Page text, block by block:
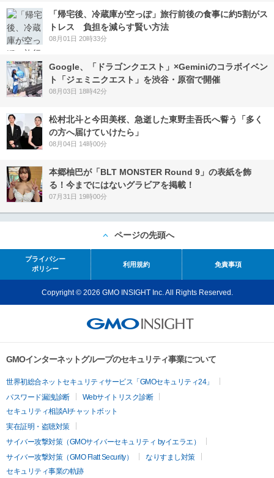
「帰宅後、冷蔵庫が空っぽ」旅行前後の食事に約5割がス
トレス 負担を減らす賢い方法
08月01日 20時33分
Google、「ドラゴンクエスト」×Geminiのコラボイベン
ト「ジェミニクエスト」を渋谷・原宿で開催
08月03日 18時42分
松村北斗と今田美桜、急逝した東野圭吾氏へ誓う「多く
の方へ届けていけたら」
08月04日 14時00分
本郷柚巴が「BLT MONSTER Round 9」の表紙を飾
る！今までにはないグラビアを掲載！
07月31日 19時00分
ページの先頭へ
プライバシー
ポリシー
利用規約 免責事項
Copyright © 2026 GMO INSIGHT Inc. All Rights Reserved.
GMOインターネットグループのセキュリティ事業について
世界初総合ネットセキュリティサービス「GMOセキュリティ24」
パスワード漏洩診断
Webサイトリスク診断
セキュリティ相談AIチャットボット
実在証明・盗聴対策
サイバー攻撃対策（GMOサイバーセキュリティ byイエラエ）
サイバー攻撃対策（GMO Flatt Security）
なりすまし対策
セキュリティ事業の軌跡